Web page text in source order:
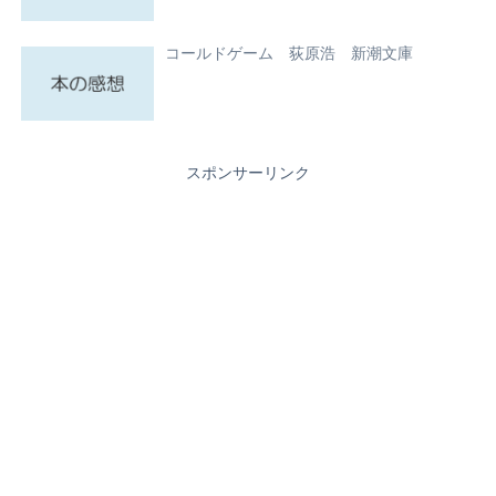
コールドゲーム 荻原浩 新潮文庫
スポンサーリンク